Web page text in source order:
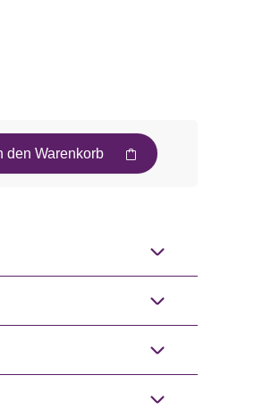
den Warenkorb